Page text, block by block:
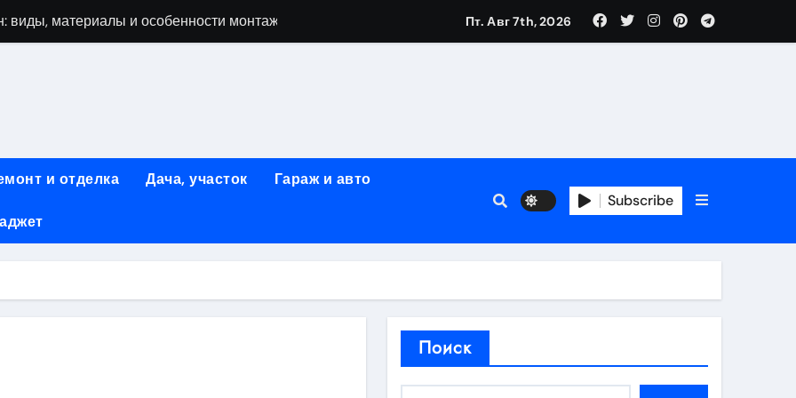
материалы и особенности монтажа
ногтевого сервиса: основные принципы и форматы участия
конструкции и этапы возведения
на рейсы в Киргизию
рекламных технологий для программной и мобильной рекламы
ассортимента и критериев выбора
квартир со вторым светом и террасой в готовых домах
Пт. Авг 7th, 2026
и отделка Дача, участок Гараж и авто
Subscribe
Поиск